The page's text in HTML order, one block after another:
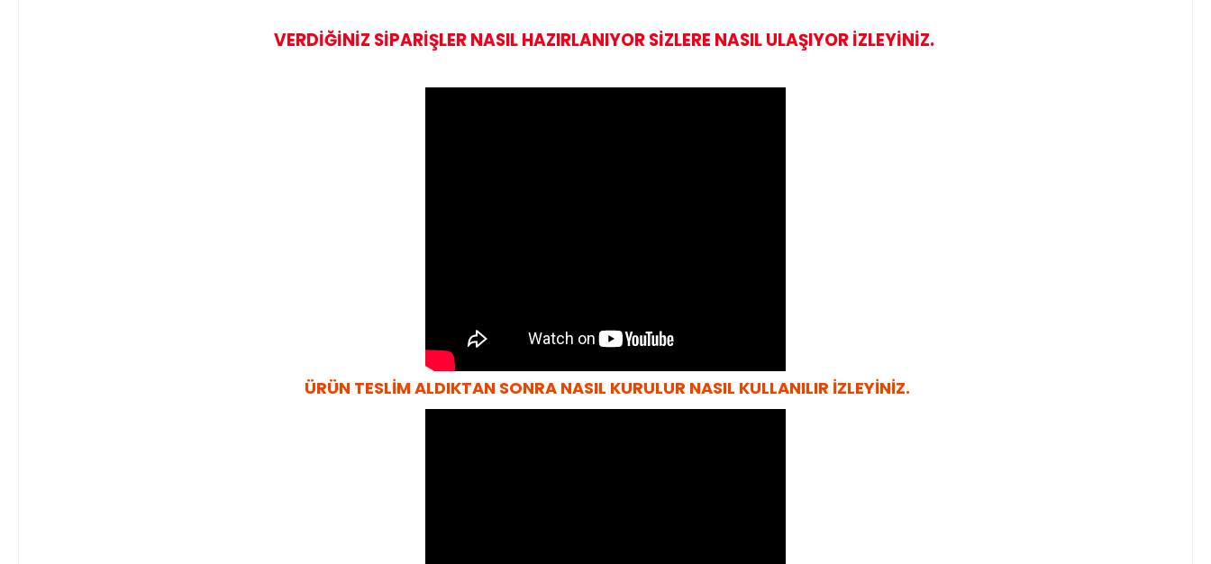
VERDİĞİNİZ SİPARİŞLER NASIL HAZIRLANIYOR SİZLERE NASIL ULAŞIYOR İZLEYİNİZ.
ÜRÜN TESLİM ALDIKTAN SONRA NASIL KURULUR NASIL KULLANILIR İZLEYİNİZ.